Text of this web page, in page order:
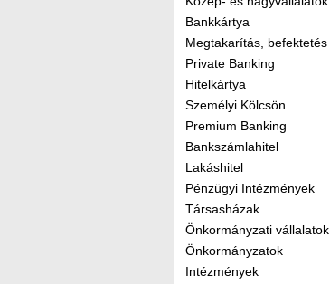
Bankkártya
Megtakarítás, befektetés
Private Banking
Hitelkártya
Személyi Kölcsön
Premium Banking
Bankszámlahitel
Lakáshitel
Pénzügyi Intézmények
Társasházak
Önkormányzati vállalatok
Önkormányzatok
Intézmények